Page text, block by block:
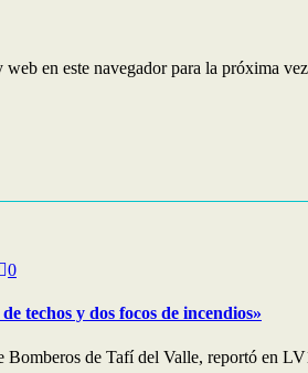
en este navegador para la próxima
0
techos y dos focos de incendios»
Bomberos de Tafí del Valle, reportó en